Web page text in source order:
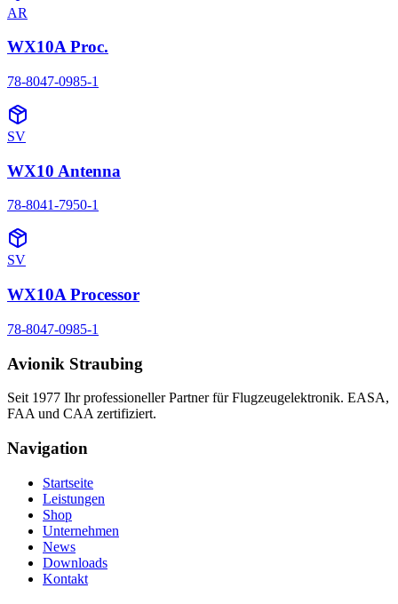
AR
WX10A Proc.
78-8047-0985-1
SV
WX10 Antenna
78-8041-7950-1
SV
WX10A Processor
78-8047-0985-1
Avionik Straubing
Seit 1977 Ihr professioneller Partner für Flugzeugelektronik. EASA,
FAA und CAA zertifiziert.
Navigation
Startseite
Leistungen
Shop
Unternehmen
News
Downloads
Kontakt